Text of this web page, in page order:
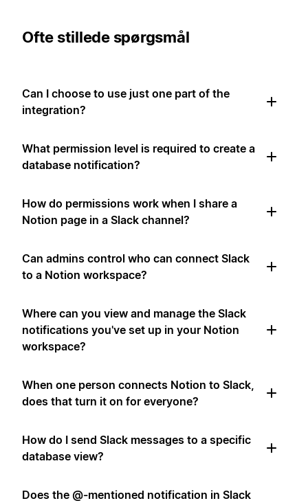
Ofte stillede spørgsmål
Can I choose to use just one part of the
integration?
What permission level is required to create a
database notification?
How do permissions work when I share a
Notion page in a Slack channel?
Can admins control who can connect Slack
to a Notion workspace?
Where can you view and manage the Slack
notifications you've set up in your Notion
workspace?
When one person connects Notion to Slack,
does that turn it on for everyone?
How do I send Slack messages to a specific
database view?
Does the @-mentioned notification in Slack